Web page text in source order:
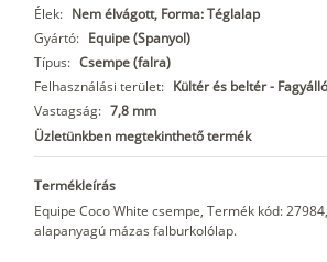
Élek: Nem élvágott, Forma: Téglalap
Gyártó: Equipe (Spanyol)
Típus: Csempe (falra)
Felhasználási terület: Kültér és beltér - Fagyálló
Vastagság: 7,8 mm
Üzletünkben megtekinthető termék
Termékleírás
Equipe Coco White csempe, Termék kód:
alapanyagú mázas falburkolólap.